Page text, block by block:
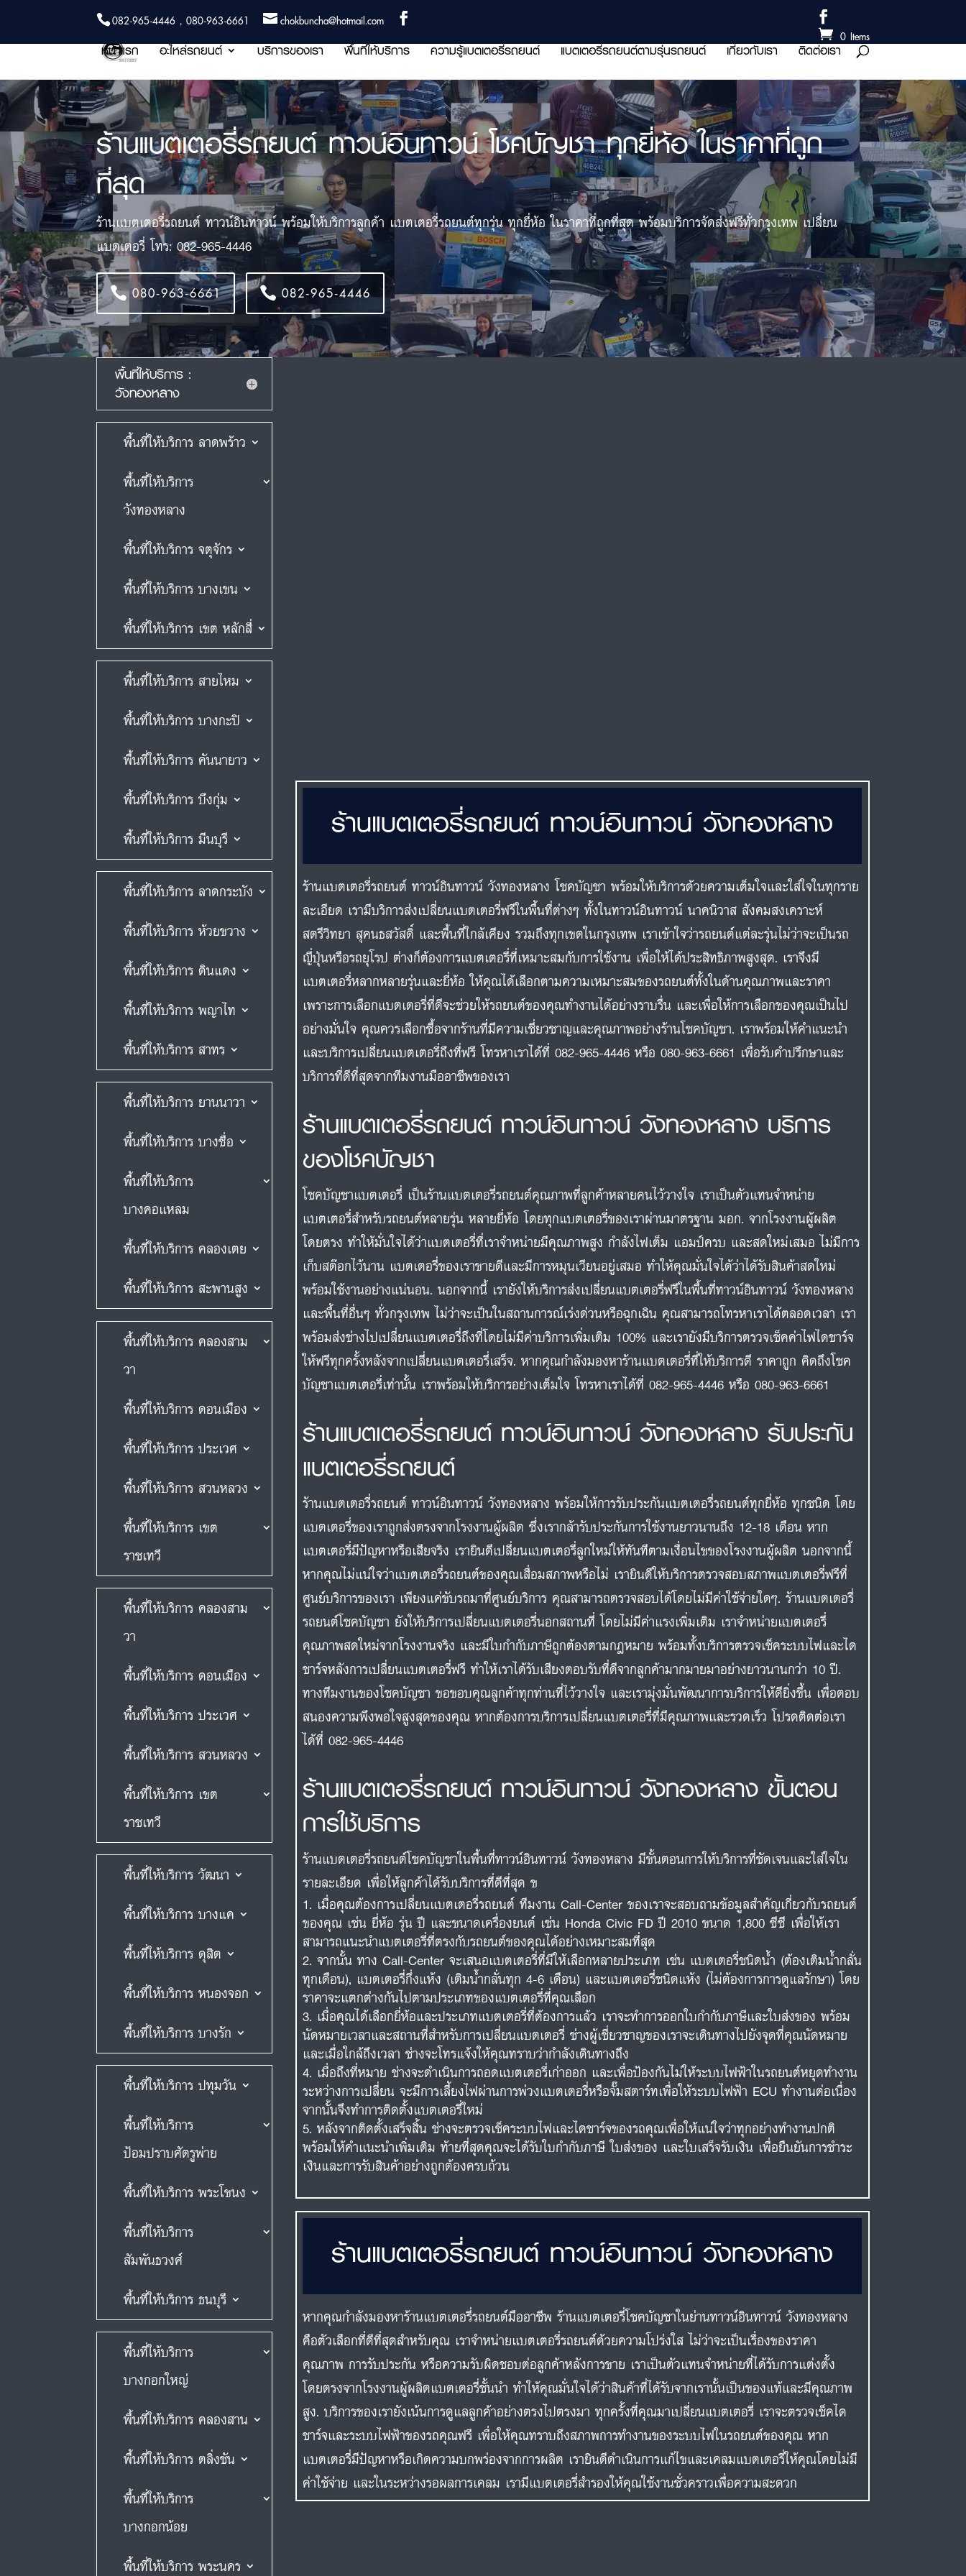
082-965-4446 , 080-963-6661
chokbuncha@hotmail.com
0 Items
หน้าแรก อะไหล่รถยนต์ บริการของเรา พื้นที่ให้บริการ ความรู้แบตเตอรี่รถยนต์ แบตเตอรี่รถยนต์ตามรุ่นรถยนต์ เกี่ยวกับเรา ติดต่อเรา
ร้านแบตเตอรี่รถยนต์ ทาวน์อินทาวน์ โชคบัญชา ทุกยี่ห้อ ในราคาที่ถูก
ที่สุด
ร้านแบตเตอรี่รถยนต์ ทาวน์อินทาวน์ พร้อมให้บริการลูกค้า แบตเตอรี่รถยนต์ทุกรุ่น ทุกยี่ห้อ ในราคาที่ถูกที่สุด พร้อมบริการจัดส่งฟรีทั่วกรุงเทพ เปลี่ยน
แบตเตอรี่ โทร: 082-965-4446
080-963-6661 082-965-4446
พื้นที่ให้บริการ :
วังทองหลาง
พื้นที่ให้บริการ ลาดพร้าว
พื้นที่ให้บริการ
วังทองหลาง
พื้นที่ให้บริการ จตุจักร
พื้นที่ให้บริการ บางเขน
พื้นที่ให้บริการ เขต หลักสี่
พื้นที่ให้บริการ สายไหม
พื้นที่ให้บริการ บางกะปิ
พื้นที่ให้บริการ คันนายาว
พื้นที่ให้บริการ บึงกุ่ม
พื้นที่ให้บริการ มีนบุรี
พื้นที่ให้บริการ ลาดกระบัง
พื้นที่ให้บริการ ห้วยขวาง
พื้นที่ให้บริการ ดินแดง
พื้นที่ให้บริการ พญาไท
พื้นที่ให้บริการ สาทร
พื้นที่ให้บริการ ยานนาวา
พื้นที่ให้บริการ บางซื่อ
พื้นที่ให้บริการ
บางคอแหลม
พื้นที่ให้บริการ คลองเตย
พื้นที่ให้บริการ สะพานสูง
พื้นที่ให้บริการ คลองสาม
วา
พื้นที่ให้บริการ ดอนเมือง
พื้นที่ให้บริการ ประเวศ
พื้นที่ให้บริการ สวนหลวง
พื้นที่ให้บริการ เขต
ราชเทวี
พื้นที่ให้บริการ คลองสาม
วา
พื้นที่ให้บริการ ดอนเมือง
พื้นที่ให้บริการ ประเวศ
พื้นที่ให้บริการ สวนหลวง
พื้นที่ให้บริการ เขต
ราชเทวี
พื้นที่ให้บริการ วัฒนา
พื้นที่ให้บริการ บางแค
พื้นที่ให้บริการ ดุสิต
พื้นที่ให้บริการ หนองจอก
พื้นที่ให้บริการ บางรัก
พื้นที่ให้บริการ ปทุมวัน
พื้นที่ให้บริการ
ป้อมปราบศัตรูพ่าย
พื้นที่ให้บริการ พระโขนง
พื้นที่ให้บริการ
สัมพันธวงศ์
พื้นที่ให้บริการ ธนบุรี
พื้นที่ให้บริการ
บางกอกใหญ่
พื้นที่ให้บริการ คลองสาน
พื้นที่ให้บริการ ตลิ่งชัน
พื้นที่ให้บริการ
บางกอกน้อย
พื้นที่ให้บริการ พระนคร
ร้านแบตเตอรี่รถยนต์ ทาวน์อินทาวน์ วังทองหลาง
ร้านแบตเตอรี่รถยนต์ ทาวน์อินทาวน์ วังทองหลาง โชคบัญชา พร้อมให้บริการด้วยความเต็มใจและใส่ใจในทุกราย
ละเอียด เรามีบริการส่งเปลี่ยนแบตเตอรี่ฟรีในพื้นที่ต่างๆ ทั้งในทาวน์อินทาวน์ นาคนิวาส สังคมสงเคราะห์
สตรีวิทยา สุคนธสวัสดิ์ และพื้นที่ใกล้เคียง รวมถึงทุกเขตในกรุงเทพ เราเข้าใจว่ารถยนต์แต่ละรุ่นไม่ว่าจะเป็นรถ
ญี่ปุ่นหรือรถยุโรป ต่างก็ต้องการแบตเตอรี่ที่เหมาะสมกับการใช้งาน เพื่อให้ได้ประสิทธิภาพสูงสุด. เราจึงมี
แบตเตอรี่หลากหลายรุ่นและยี่ห้อ ให้คุณได้เลือกตามความเหมาะสมของรถยนต์ทั้งในด้านคุณภาพและราคา
เพราะการเลือกแบตเตอรี่ที่ดีจะช่วยให้รถยนต์ของคุณทำงานได้อย่างราบรื่น และเพื่อให้การเลือกของคุณเป็นไป
อย่างมั่นใจ คุณควรเลือกซื้อจากร้านที่มีความเชี่ยวชาญและคุณภาพอย่างร้านโชคบัญชา. เราพร้อมให้คำแนะนำ
และบริการเปลี่ยนแบตเตอรี่ถึงที่ฟรี โทรหาเราได้ที่ 082-965-4446 หรือ 080-963-6661 เพื่อรับคำปรึกษาและ
บริการที่ดีที่สุดจากทีมงานมืออาชีพของเรา
ร้านแบตเตอรี่รถยนต์ ทาวน์อินทาวน์ วังทองหลาง บริการ
ของโชคบัญชา
โชคบัญชาแบตเตอรี่ เป็นร้านแบตเตอรี่รถยนต์คุณภาพที่ลูกค้าหลายคนไว้วางใจ เราเป็นตัวแทนจำหน่าย
แบตเตอรี่สำหรับรถยนต์หลายรุ่น หลายยี่ห้อ โดยทุกแบตเตอรี่ของเราผ่านมาตรฐาน มอก. จากโรงงานผู้ผลิต
โดยตรง ทำให้มั่นใจได้ว่าแบตเตอรี่ที่เราจำหน่ายมีคุณภาพสูง กำลังไฟเต็ม แอมป์ครบ และสดใหม่เสมอ ไม่มีการ
เก็บสต๊อกไว้นาน แบตเตอรี่ของเราขายดีและมีการหมุนเวียนอยู่เสมอ ทำให้คุณมั่นใจได้ว่าได้รับสินค้าสดใหม่
พร้อมใช้งานอย่างแน่นอน. นอกจากนี้ เรายังให้บริการส่งเปลี่ยนแบตเตอรี่ฟรีในพื้นที่ทาวน์อินทาวน์ วังทองหลาง
และพื้นที่อื่นๆ ทั่วกรุงเทพ ไม่ว่าจะเป็นในสถานการณ์เร่งด่วนหรือฉุกเฉิน คุณสามารถโทรหาเราได้ตลอดเวลา เรา
พร้อมส่งช่างไปเปลี่ยนแบตเตอรี่ถึงที่โดยไม่มีค่าบริการเพิ่มเติม 100% และเรายังมีบริการตรวจเช็คค่าไฟไดชาร์จ
ให้ฟรีทุกครั้งหลังจากเปลี่ยนแบตเตอรี่เสร็จ. หากคุณกำลังมองหาร้านแบตเตอรี่ที่ให้บริการดี ราคาถูก คิดถึงโชค
บัญชาแบตเตอรี่เท่านั้น เราพร้อมให้บริการอย่างเต็มใจ โทรหาเราได้ที่ 082-965-4446 หรือ 080-963-6661
ร้านแบตเตอรี่รถยนต์ ทาวน์อินทาวน์ วังทองหลาง รับประกัน
แบตเตอรี่รถยนต์
ร้านแบตเตอรี่รถยนต์ ทาวน์อินทาวน์ วังทองหลาง พร้อมให้การรับประกันแบตเตอรี่รถยนต์ทุกยี่ห้อ ทุกชนิด โดย
แบตเตอรี่ของเราถูกส่งตรงจากโรงงานผู้ผลิต ซึ่งเรากล้ารับประกันการใช้งานยาวนานถึง 12-18 เดือน หาก
แบตเตอรี่มีปัญหาหรือเสียจริง เรายินดีเปลี่ยนแบตเตอรี่ลูกใหม่ให้ทันทีตามเงื่อนไขของโรงงานผู้ผลิต นอกจากนี้
หากคุณไม่แน่ใจว่าแบตเตอรี่รถยนต์ของคุณเสื่อมสภาพหรือไม่ เรายินดีให้บริการตรวจสอบสภาพแบตเตอรี่ฟรีที่
ศูนย์บริการของเรา เพียงแค่ขับรถมาที่ศูนย์บริการ คุณสามารถตรวจสอบได้โดยไม่มีค่าใช้จ่ายใดๆ. ร้านแบตเตอรี่
รถยนต์โชคบัญชา ยังให้บริการเปลี่ยนแบตเตอรี่นอกสถานที่ โดยไม่มีค่าแรงเพิ่มเติม เราจำหน่ายแบตเตอรี่
คุณภาพสดใหม่จากโรงงานจริง และมีใบกำกับภาษีถูกต้องตามกฎหมาย พร้อมทั้งบริการตรวจเช็คระบบไฟและได
ชาร์จหลังการเปลี่ยนแบตเตอรี่ฟรี ทำให้เราได้รับเสียงตอบรับที่ดีจากลูกค้ามากมายมาอย่างยาวนานกว่า 10 ปี.
ทางทีมงานของโชคบัญชา ขอขอบคุณลูกค้าทุกท่านที่ไว้วางใจ และเรามุ่งมั่นพัฒนาการบริการให้ดียิ่งขึ้น เพื่อตอบ
สนองความพึงพอใจสูงสุดของคุณ หากต้องการบริการเปลี่ยนแบตเตอรี่ที่มีคุณภาพและรวดเร็ว โปรดติดต่อเรา
ได้ที่ 082-965-4446
ร้านแบตเตอรี่รถยนต์ ทาวน์อินทาวน์ วังทองหลาง ขั้นตอน
การใช้บริการ
ร้านแบตเตอรี่รถยนต์โชคบัญชาในพื้นที่ทาวน์อินทาวน์ วังทองหลาง มีขั้นตอนการให้บริการที่ชัดเจนและใส่ใจใน
รายละเอียด เพื่อให้ลูกค้าได้รับบริการที่ดีที่สุด ฃ
เมื่อคุณต้องการเปลี่ยนแบตเตอรี่รถยนต์ ทีมงาน Call-Center ของเราจะสอบถามข้อมูลสำคัญเกี่ยวกับรถยนต์
ของคุณ เช่น ยี่ห้อ รุ่น ปี และขนาดเครื่องยนต์ เช่น Honda Civic FD ปี 2010 ขนาด 1,800 ซีซี เพื่อให้เรา
สามารถแนะนำแบตเตอรี่ที่ตรงกับรถยนต์ของคุณได้อย่างเหมาะสมที่สุด
จากนั้น ทาง Call-Center จะเสนอแบตเตอรี่ที่มีให้เลือกหลายประเภท เช่น แบตเตอรี่ชนิดน้ำ (ต้องเติมน้ำกลั่น
ทุกเดือน), แบตเตอรี่กึ่งแห้ง (เติมน้ำกลั่นทุก 4-6 เดือน) และแบตเตอรี่ชนิดแห้ง (ไม่ต้องการการดูแลรักษา) โดย
ราคาจะแตกต่างกันไปตามประเภทของแบตเตอรี่ที่คุณเลือก
เมื่อคุณได้เลือกยี่ห้อและประเภทแบตเตอรี่ที่ต้องการแล้ว เราจะทำการออกใบกำกับภาษีและใบส่งของ พร้อม
นัดหมายเวลาและสถานที่สำหรับการเปลี่ยนแบตเตอรี่ ช่างผู้เชี่ยวชาญของเราจะเดินทางไปยังจุดที่คุณนัดหมาย
และเมื่อใกล้ถึงเวลา ช่างจะโทรแจ้งให้คุณทราบว่ากำลังเดินทางถึง
เมื่อถึงที่หมาย ช่างจะดำเนินการถอดแบตเตอรี่เก่าออก และเพื่อป้องกันไม่ให้ระบบไฟฟ้าในรถยนต์หยุดทำงาน
ระหว่างการเปลี่ยน จะมีการเลี้ยงไฟผ่านการพ่วงแบตเตอรี่หรือจั๊มสตาร์ทเพื่อให้ระบบไฟฟ้า ECU ทำงานต่อเนื่อง
จากนั้นจึงทำการติดตั้งแบตเตอรี่ใหม่
หลังจากติดตั้งเสร็จสิ้น ช่างจะตรวจเช็คระบบไฟและไดชาร์จของรถคุณเพื่อให้แน่ใจว่าทุกอย่างทำงานปกติ
พร้อมให้คำแนะนำเพิ่มเติม ท้ายที่สุดคุณจะได้รับใบกำกับภาษี ใบส่งของ และใบเสร็จรับเงิน เพื่อยืนยันการชำระ
เงินและการรับสินค้าอย่างถูกต้องครบถ้วน
ร้านแบตเตอรี่รถยนต์ ทาวน์อินทาวน์ วังทองหลาง
หากคุณกำลังมองหาร้านแบตเตอรี่รถยนต์มืออาชีพ ร้านแบตเตอรี่โชคบัญชาในย่านทาวน์อินทาวน์ วังทองหลาง
คือตัวเลือกที่ดีที่สุดสำหรับคุณ เราจำหน่ายแบตเตอรี่รถยนต์ด้วยความโปร่งใส ไม่ว่าจะเป็นเรื่องของราคา
คุณภาพ การรับประกัน หรือความรับผิดชอบต่อลูกค้าหลังการขาย เราเป็นตัวแทนจำหน่ายที่ได้รับการแต่งตั้ง
โดยตรงจากโรงงานผู้ผลิตแบตเตอรี่ชั้นนำ ทำให้คุณมั่นใจได้ว่าสินค้าที่ได้รับจากเรานั้นเป็นของแท้และมีคุณภาพ
สูง. บริการของเรายังเน้นการดูแลลูกค้าอย่างตรงไปตรงมา ทุกครั้งที่คุณมาเปลี่ยนแบตเตอรี่ เราจะตรวจเช็คได
ชาร์จและระบบไฟฟ้าของรถคุณฟรี เพื่อให้คุณทราบถึงสภาพการทำงานของระบบไฟในรถยนต์ของคุณ หาก
แบตเตอรี่มีปัญหาหรือเกิดความบกพร่องจากการผลิต เรายินดีดำเนินการแก้ไขและเคลมแบตเตอรี่ให้คุณโดยไม่มี
ค่าใช้จ่าย และในระหว่างรอผลการเคลม เรามีแบตเตอรี่สำรองให้คุณใช้งานชั่วคราวเพื่อความสะดวก